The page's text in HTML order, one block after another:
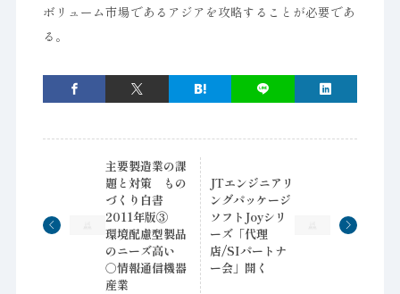
ボリューム市場であるアジアを攻略することが必要であ
る。
主要製造業の課
題と対策 もの
づくり白書
2011年版③
環境配慮型製品
のニーズ高い
○情報通信機器
産業
JTエンジニアリ
ングパッケージ
ソフトJoyシリ
ーズ「代理
店/SIパートナ
ー会」開く